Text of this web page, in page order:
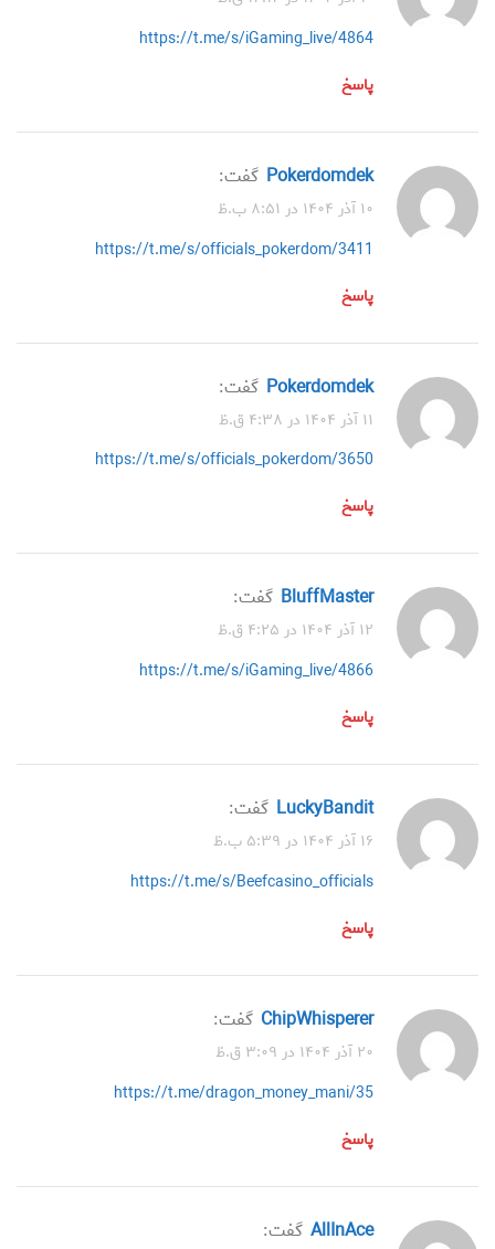
https://t.me/s/iGaming_live/4864
پاسخ
Pokerdomdek گفت:
۱۰ آذر ۱۴۰۴ در ۸:۵۱ ب.ظ
https://t.me/s/officials_pokerdom/3411
پاسخ
Pokerdomdek گفت:
۱۱ آذر ۱۴۰۴ در ۴:۳۸ ق.ظ
https://t.me/s/officials_pokerdom/3650
پاسخ
BluffMaster گفت:
۱۲ آذر ۱۴۰۴ در ۴:۲۵ ق.ظ
https://t.me/s/iGaming_live/4866
پاسخ
LuckyBandit گفت:
۱۶ آذر ۱۴۰۴ در ۵:۳۹ ب.ظ
https://t.me/s/Beefcasino_officials
پاسخ
ChipWhisperer گفت:
۲۰ آذر ۱۴۰۴ در ۳:۰۹ ق.ظ
https://t.me/dragon_money_mani/35
پاسخ
AllInAce گفت: